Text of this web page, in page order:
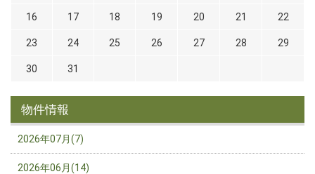
16 17 18 19 20 21 22
23 24 25 26 27 28 29
30 31
物件情報
2026年07月(7)
2026年06月(14)